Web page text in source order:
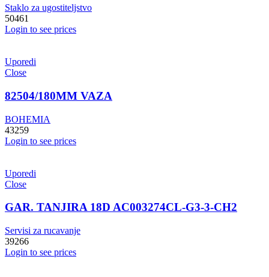
Staklo za ugostiteljstvo
50461
Login to see prices
Uporedi
Close
82504/180MM VAZA
BOHEMIA
43259
Login to see prices
Uporedi
Close
GAR. TANJIRA 18D AC003274CL-G3-3-CH2
Servisi za rucavanje
39266
Login to see prices